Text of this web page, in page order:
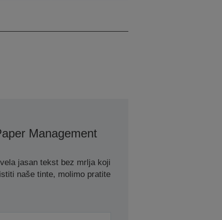
Management
jasan tekst bez mrlja koji
naše tinte, molimo pratite